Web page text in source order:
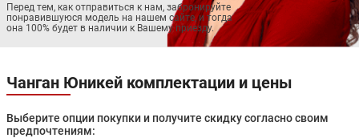
Перед тем, как отправиться к нам, забронируйте
понравившуюся модель на нашем сайте, и тогда
она 100% будет в наличии к Вашему приезду.
Чанган Юникей комплектации и цены
Выберите опции покупки и получите скидку согласно своим
предпочтениям: